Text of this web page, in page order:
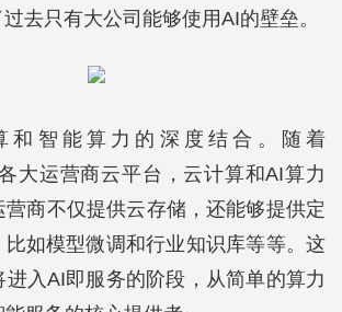
去只有大公司能够使用AI的壁垒。
和智能算力的深度结合。随着
大运营商云平台，云计算和AI算力
商不仅提供云存储，还能够提供定
如模型微调和行业知识库等等。这
入AI即服务的阶段，从简单的算力